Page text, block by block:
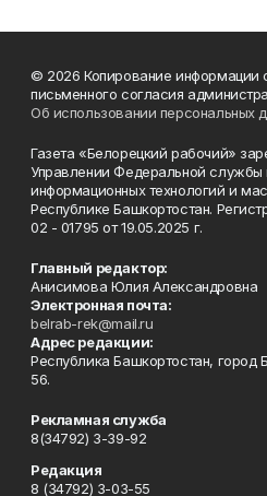
© 2026 Копирование информации
письменного согласия
Об использовании персональных
Газета «Белорецкий рабочий»
Управлении Федеральной службы
информационных технологий и
Республике Башкортостан.
02 - 01795 от 19.05.2025 г.
Главный редактор:
Анисимова Юлия Александровна
Электронная почта:
belrab-rek@mail.ru
Адрес редакции:
Республика Башкортостан, город
56.
Рекламная служба
8(34792) 3-39-92
Редакция
8 (34792) 3-03-55